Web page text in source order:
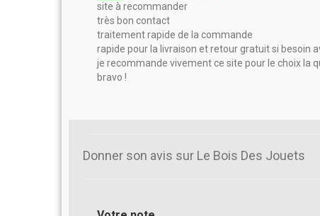
site à recommander
très bon contact
traitement rapide de la commande
rapide pour la livraison et retour gratuit si besoin
je recommande vivement ce site pour le choix la
bravo !
Donner son avis sur Le Bois Des Jouets